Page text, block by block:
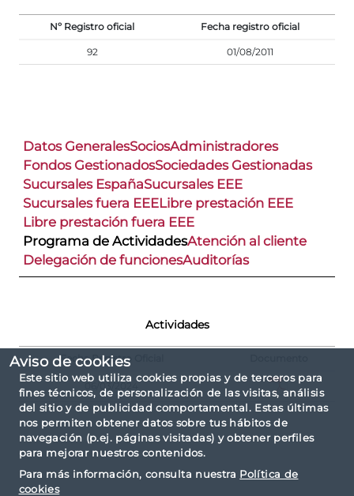
Aviso de cookies
Este sitio web utiliza cookies propias y de terceros para
fines técnicos, de personalización de las visitas, análisis
del sitio y de publicidad comportamental. Estas últimas
nos permiten obtener datos sobre tus hábitos de
navegación (p.ej. páginas visitadas) y obtener perfiles
para mejorar nuestros contenidos.
Para más información, consulta nuestra Política de
cookies
Nº Registro oficial Fecha registro oficial
92 01/08/2011
Datos GeneralesSociosAdministradores
Fondos GestionadosSociedades Gestionadas
Sucursales EspañaSucursales EEE
Sucursales fuera EEELibre prestación EEE
Libre prestación fuera EEE
Programa de ActividadesAtención al cliente
Delegación de funcionesAuditorías
Actividades
Fecha Registro Oficial
06/03/2024